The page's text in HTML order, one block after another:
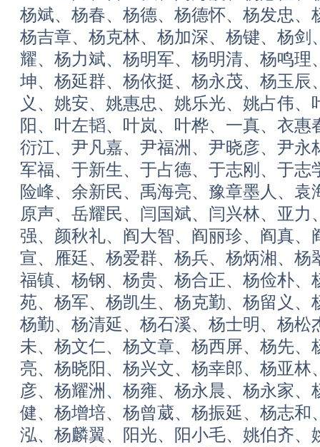
杨斌、杨春、杨德、杨德怀、杨发忠、
杨吉章、杨克林、杨加深、杨键、杨剑
耀、杨力斌、杨明军、杨明清、杨鸣理
坤、杨延群、杨依挺、杨永茂、杨玉辰
义、姚安、姚惠忠、姚乐光、姚占伟
阳、叶左韬、叶岚、叶桦、一真、衣惠
衍江、尹凡嘉、尹福洲、尹晓彦、尹永
军福、于新生、于占德、于志刚、于志
险峰、余新民、禹海亮、豫章墨人、袁
原声、岳耀民、闫国斌、闫兴林、亚力
强、颜秋礼、阎大智、阎丽珍、阎真、
宣、雁廷、杨爱群、杨兵、杨炳湘、杨
福镇、杨钢、杨贵、杨合正、杨俭朴、
苑、杨军、杨凯生、杨克勤、杨留义、
杨勤、杨清延、杨石溪、杨士明、杨松
未、杨文仁、杨文章、杨西屏、杨先、
亮、杨晓阳、杨兴文、杨幸郎、杨亚林
彦、杨耀洲、杨雍、杨永晨、杨永家、
健、杨增培、杨曾葳、杨振延、杨志和
泓、杨麟翼、阳光、阳小毛、姚伯齐、